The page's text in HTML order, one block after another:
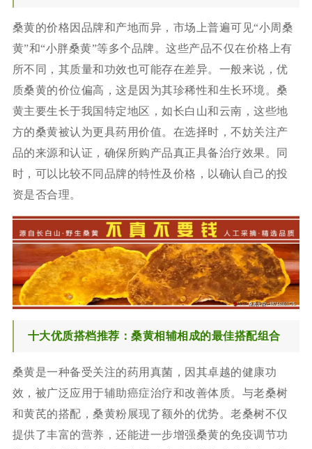
桑黄的价格因品牌和产地而异，市场上普遍可见“小周桑
黄”和“小胖桑黄”等多个品牌。这些产品不仅在价格上有
所不同，其质量和功效也可能存在差异。一般来说，优
质桑黄的价位偏高，这是因为其珍稀性和生长环境。桑
黄主要生长于我国特定地区，如长白山和云南，这些地
方的桑黄被认为更具药用价值。在选择时，不妨关注产
品的来源和认证，确保所购产品真正具备治疗效果。同
时，可以比较不同品牌的特性及价格，以确认自己的投
资是否合理。
十大优质搭档推荐：桑黄相辅相成的最佳搭配组合
桑黄是一种备受关注的药用真菌，因其卓越的健康功
效，被广泛应用于辅助癌症治疗和改善体质。与老桑树
和黄芪的搭配，桑黄粉展现了额外的优势。老桑树不仅
提供了丰富的营养，还能进一步增强桑黄的免疫调节功